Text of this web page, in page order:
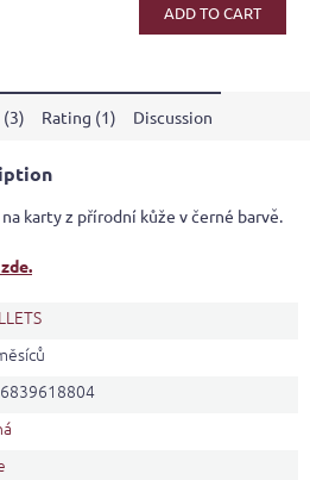
ADD TO CART
Rating (1) Discussion
karty z přírodní kůže v černé barvě.